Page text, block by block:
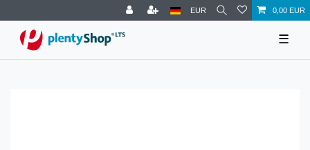
EUR 0,00 EUR
☰